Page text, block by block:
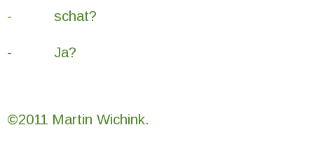
- schat?
- Ja?
©2011 Martin Wichink.